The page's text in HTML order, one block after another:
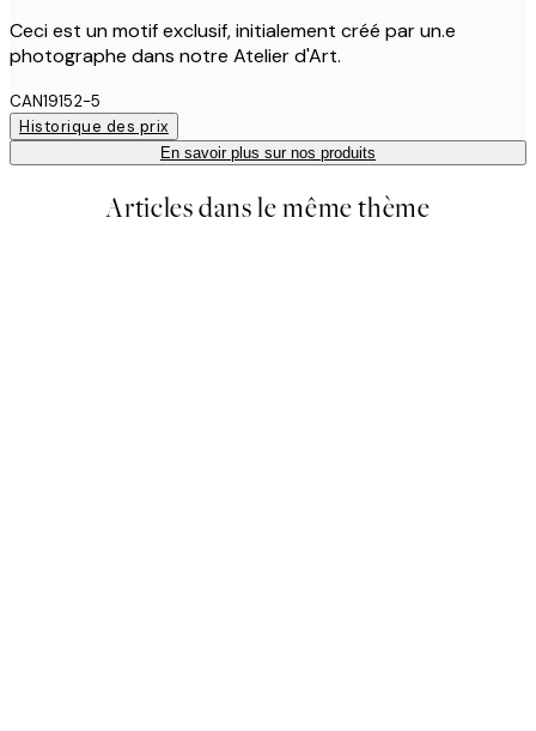
Ceci est un motif exclusif, initialement créé par un.e
photographe dans notre Atelier d'Art.
CAN19152-5
Historique des prix
En savoir plus sur nos produits
Articles dans le même thème